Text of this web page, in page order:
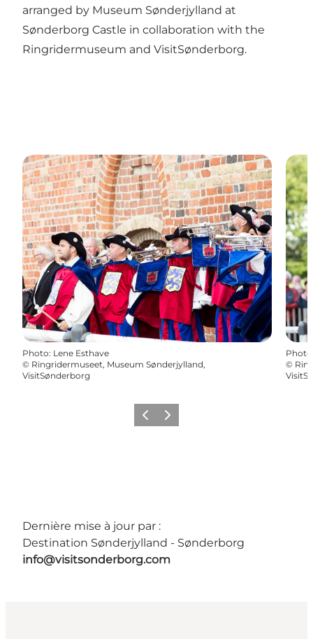
arranged by Museum Sønderjylland at
Sønderborg Castle in collaboration with the
Ringridermuseum and VisitSønderborg.
Photo: Lene Esthave
© Ringridermuseet, Museum Sønderjylland,
VisitSønderborg
Photo
©
PrécédentSuivant
Dernière mise à jour par :
Destination Sønderjylland - Sønderborg
info@visitsonderborg.com